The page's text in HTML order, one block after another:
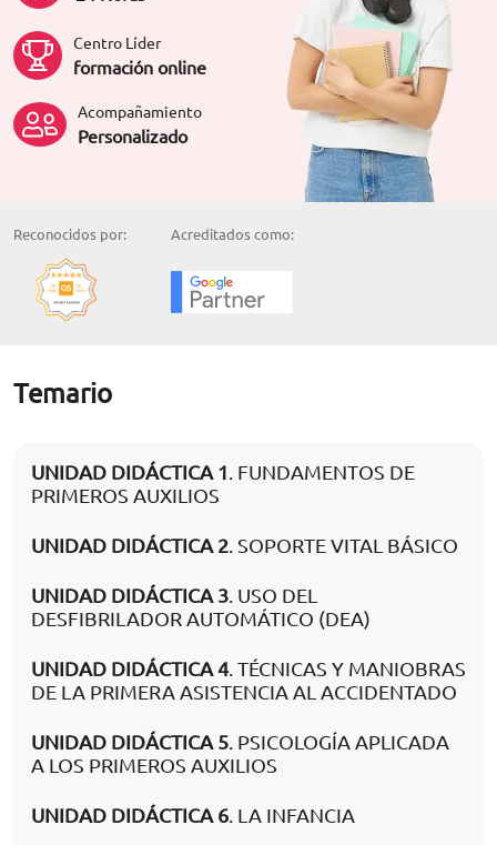
Centro Líder
formación online
Acompañamiento
Personalizado
Reconocidos por: Acreditados como:
Temario
UNIDAD DIDÁCTICA 1. FUNDAMENTOS DE
PRIMEROS AUXILIOS
UNIDAD DIDÁCTICA 2. SOPORTE VITAL BÁSICO
UNIDAD DIDÁCTICA 3. USO DEL
DESFIBRILADOR AUTOMÁTICO (DEA)
UNIDAD DIDÁCTICA 4. TÉCNICAS Y MANIOBRAS
DE LA PRIMERA ASISTENCIA AL ACCIDENTADO
UNIDAD DIDÁCTICA 5. PSICOLOGÍA APLICADA
A LOS PRIMEROS AUXILIOS
UNIDAD DIDÁCTICA 6. LA INFANCIA